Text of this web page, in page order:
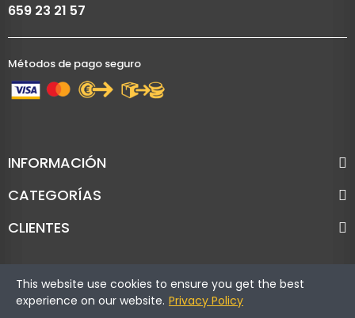
659 23 21 57
Métodos de pago seguro
INFORMACIÓN
CATEGORÍAS
CLIENTES
Copyright © Cronoracing. Todos los derechos reservados.
This website use cookies to ensure you get the best
experience on our website. Privacy Policy